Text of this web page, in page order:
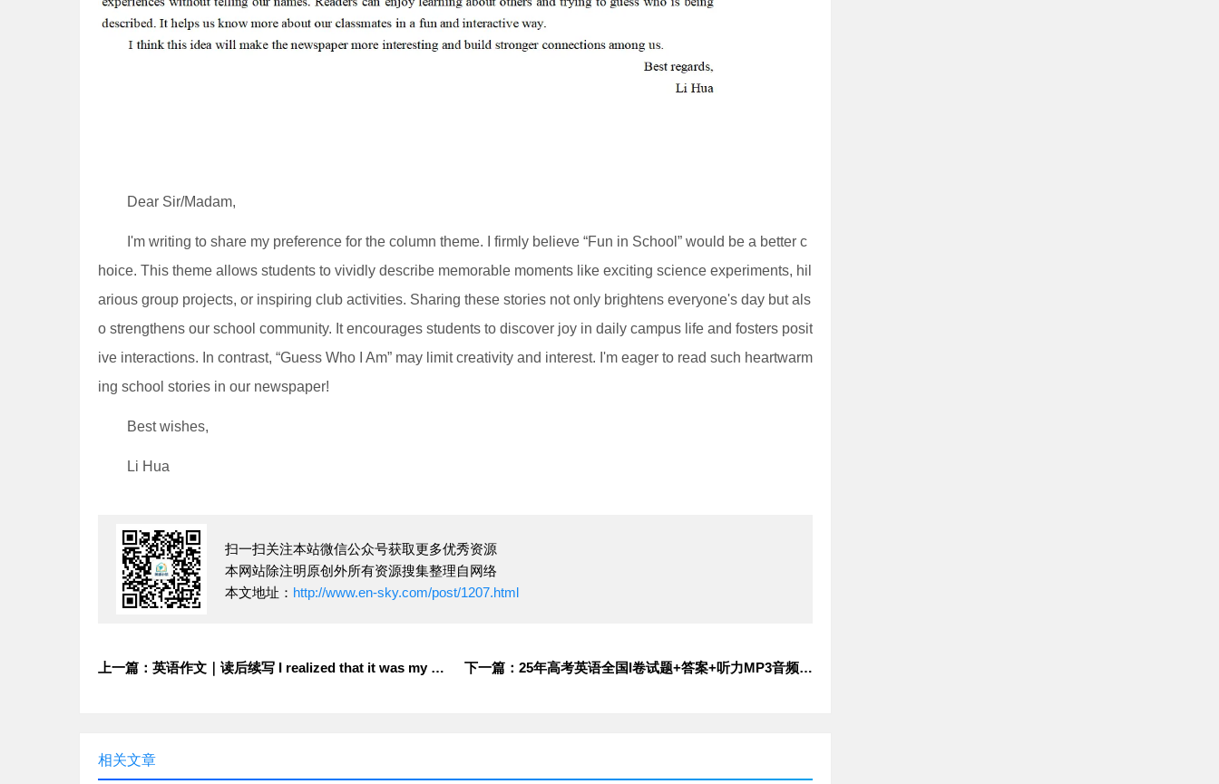
Dear Sir/Madam,
I'm writing to share my preference for the column theme. I firmly believe “Fun in School” would be a better c
hoice. This theme allows students to vividly describe memorable moments like exciting science experiments, hil
arious group projects, or inspiring club activities. Sharing these stories not only brightens everyone's day but als
o strengthens our school community. It encourages students to discover joy in daily campus life and fosters posit
ive interactions. In contrast, “Guess Who I Am” may limit creativity and interest. I'm eager to read such heartwarm
ing school stories in our newspaper!
Best wishes,
Li Hua
扫一扫关注本站微信公众号获取更多优秀资源
本网站除注明原创外所有资源搜集整理自网络
本文地址： http://www.en-sky.com/post/1207.html
上一篇：英语作文｜读后续写 I realized that it was my fault 下一篇：25年高考英语全国I卷试题+答案+听力MP3音频下载
相关文章